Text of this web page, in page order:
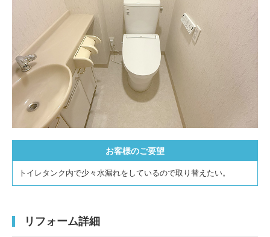
お客様のご要望
トイレタンク内で少々水漏れをしているので取り替えたい。
リフォーム詳細